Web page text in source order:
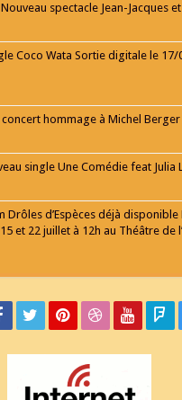
spectacle Jean-Jacques
Coco Wata Sortie digitale le 17/
hommage à Michel Berger
single Une Comédie feat Julia
Drôles d’Espèces déjà disponible
et 22 juillet à 12h au Théâtre de